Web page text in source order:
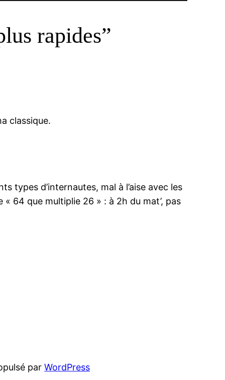
rapides”
classique.
types d’internautes, mal à l’aise avec les
64 que multiplie 26 » : à 2h du mat’, pas
parWordPress